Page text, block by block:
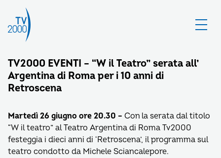
TV2000 EVENTI – “W il Teatro” serata all’
Argentina di Roma per i 10 anni di
Retroscena
Martedì 26 giugno ore 20.30 – Con la serata dal titolo
“W il teatro” al Teatro Argentina di Roma Tv2000
festeggia i dieci anni di ‘Retroscena’, il programma sul
teatro condotto da Michele Sciancalepore.